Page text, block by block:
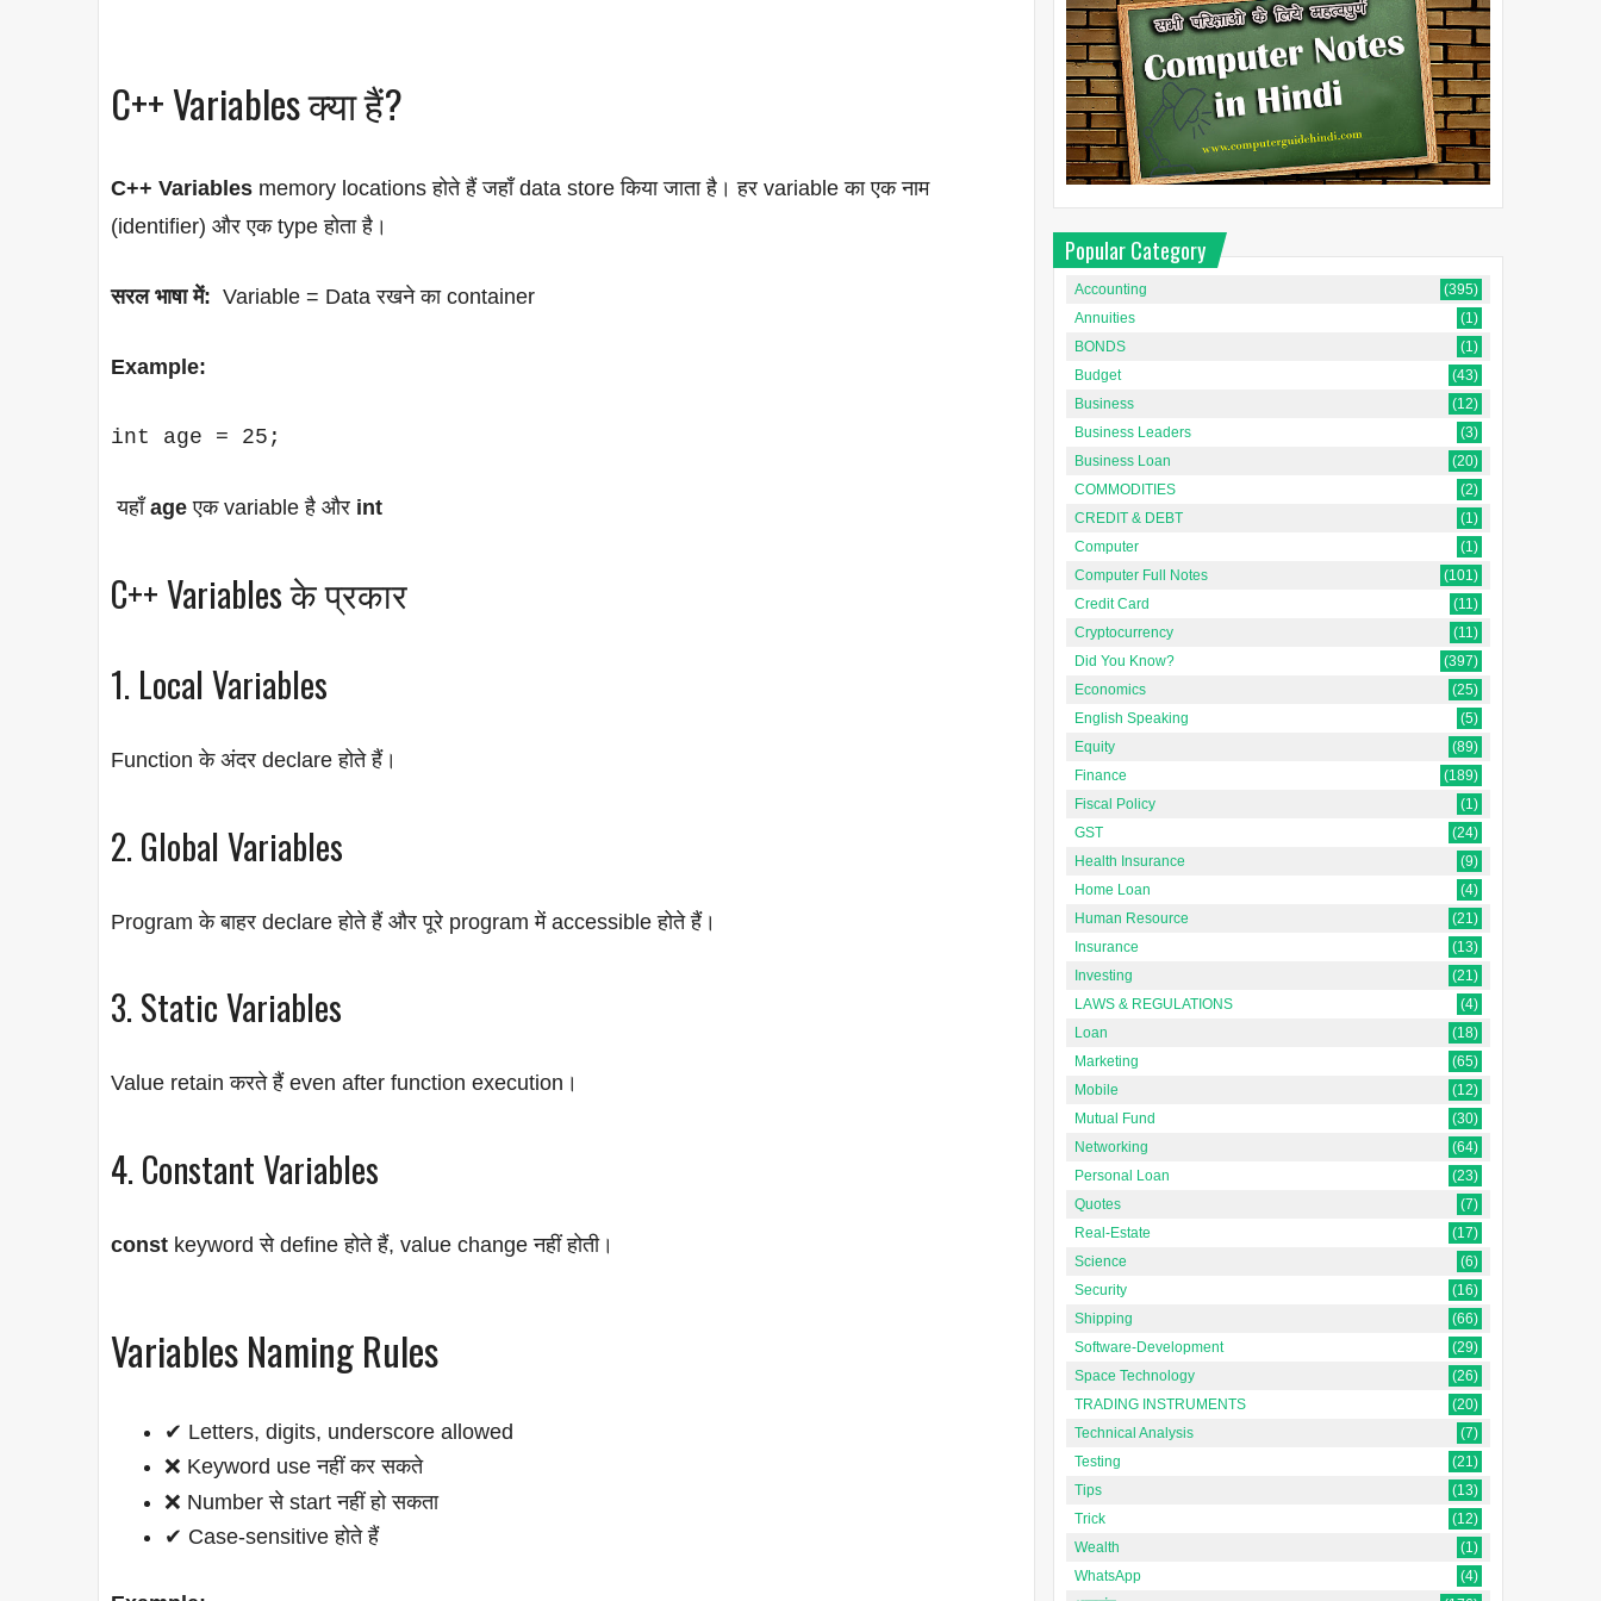
C++ Variables क्या हैं?
C++ Variables memory locations होते हैं जहाँ data store किया जाता है। हर variable का एक नाम
(identifier) और एक type होता है।
सरल भाषा में: Variable = Data रखने का container
Example:
यहाँ age एक variable है और int
C++ Variables के प्रकार
1. Local Variables
Function के अंदर declare होते हैं।
2. Global Variables
Program के बाहर declare होते हैं और पूरे program में accessible होते हैं।
3. Static Variables
Value retain करते हैं even after function execution।
4. Constant Variables
const keyword से define होते हैं, value change नहीं होती।
Variables Naming Rules
✔ Letters, digits, underscore allowed
❌ Keyword use नहीं कर सकते
❌ Number से start नहीं हो सकता
✔ Case-sensitive होते हैं
Popular Category
Accounting
(395)
Annuities
(1)
BONDS
(1)
Budget
(43)
Business
(12)
Business Leaders
(3)
Business Loan
(20)
COMMODITIES
(2)
CREDIT & DEBT
(1)
Computer
(1)
Computer Full Notes
(101)
Credit Card
(11)
Cryptocurrency
(11)
Did You Know?
(397)
Economics
(25)
English Speaking
(5)
Equity
(89)
Finance
(189)
Fiscal Policy
(1)
GST
(24)
Health Insurance
(9)
Home Loan
(4)
Human Resource
(21)
Insurance
(13)
Investing
(21)
LAWS & REGULATIONS
(4)
Loan
(18)
Marketing
(65)
Mobile
(12)
Mutual Fund
(30)
Networking
(64)
Personal Loan
(23)
Quotes
(7)
Real-Estate
(17)
Science
(6)
Security
(16)
Shipping
(66)
Software-Development
(29)
Space Technology
(26)
TRADING INSTRUMENTS
(20)
Technical Analysis
(7)
Testing
(21)
Tips
(13)
Trick
(12)
Wealth
(1)
WhatsApp
(4)